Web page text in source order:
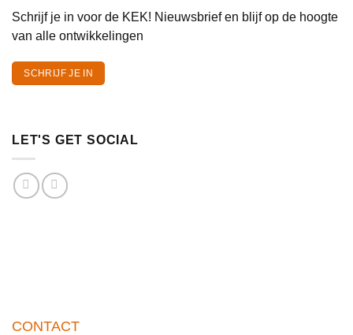
Schrijf je in voor de KEK! Nieuwsbrief en blijf op de hoogte
van alle ontwikkelingen
SCHRIJF JE IN
LET'S GET SOCIAL
CONTACT